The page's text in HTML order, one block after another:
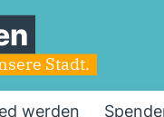
Stadt.
werden